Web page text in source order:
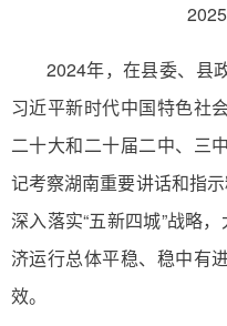
2024年，在县委、县
习近平新时代中国特色社
二十大和二十届二中、三
记考察湖南重要讲话和指示
深入落实“五新四城”战略
济运行总体平稳、稳中有
效。